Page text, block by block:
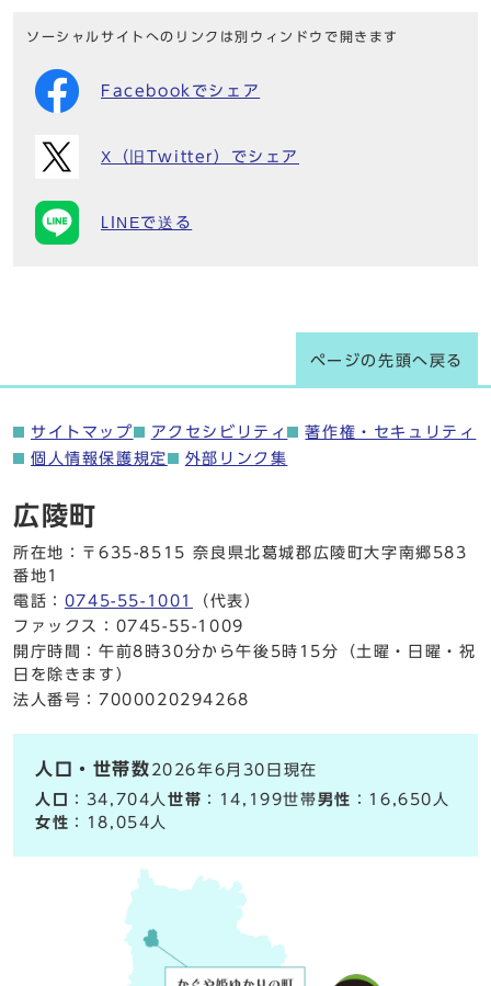
ソーシャルサイトへのリンクは別ウィンドウで開きます
Facebookでシェア
X（旧Twitter）でシェア
LINEで送る
ページの先頭へ戻る
サイトマップ アクセシビリティ
著作権・セキュリティ
個人情報保護規定
外部リンク集
広陵町
所在地：〒635-8515 奈良県北葛城郡広陵町大字南郷583
番地1
電話： 0745-55-1001
（代表）
ファックス：0745-55-1009
開庁時間：午前8時30分から午後5時15分（土曜・日曜・祝
日を除きます）
法人番号：7000020294268
人口・世帯数 2026年6月30日現在
人口
：34,704人世帯 ：14,199世帯男性 ：16,650人
女性 ：18,054人